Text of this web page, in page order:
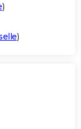
)
)